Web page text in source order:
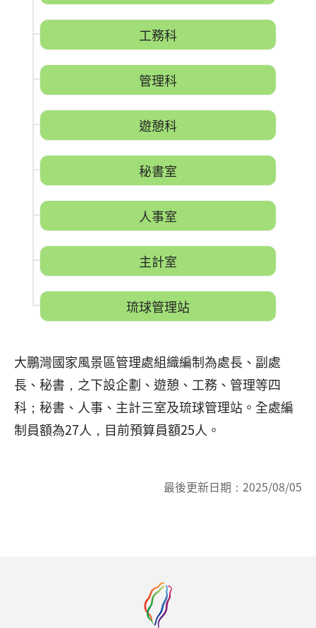
工務科
管理科
遊憩科
秘書室
人事室
主計室
琉球管理站
大鵬灣國家風景區管理處組織編制為處長、副處
長、秘書，之下設企劃、遊憩、工務、管理等四
科；秘書、人事、主計三室及琉球管理站。全處編
制員額為27人，目前預算員額25人。
最後更新日期： 2025/08/05